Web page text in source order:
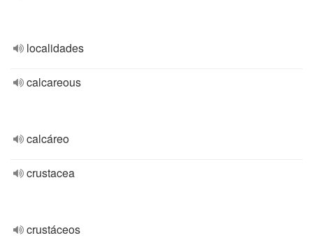
localidades
calcareous
calcáreo
crustacea
crustáceos